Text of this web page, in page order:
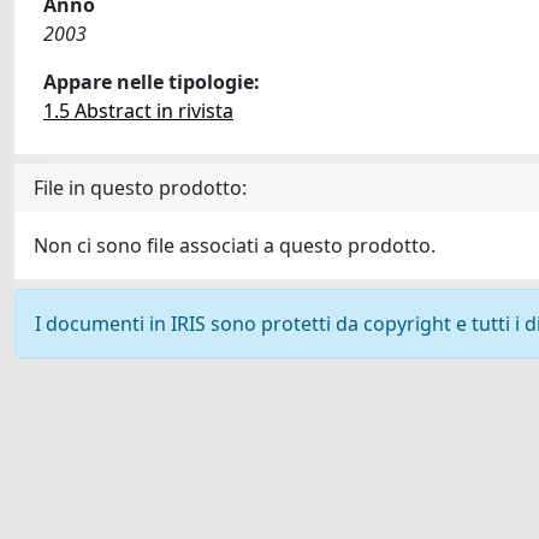
2003
Appare nelle tipologie:
1.5 Abstract in rivista
File in questo prodotto:
Non ci sono file associati a questo prodotto.
I documenti in IRIS sono protetti da copyright e tutti i